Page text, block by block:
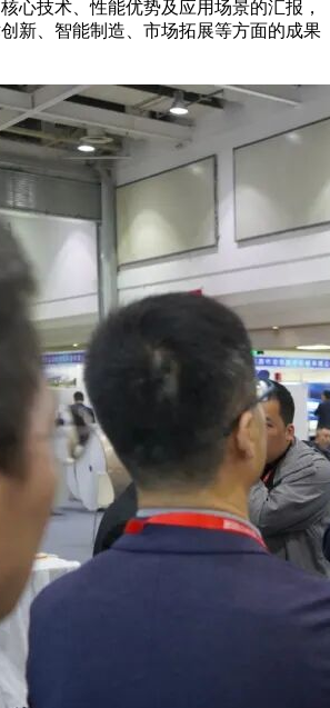
心技术、性能优势及应用场景的汇报，
新、智能制造、市场拓展等方面的成果